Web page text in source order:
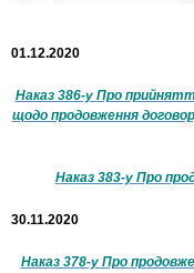
01.12.2020
Наказ 386-у Про
щодо продовження
Наказ 383-у Про
30.11.2020
Наказ 378-у Про